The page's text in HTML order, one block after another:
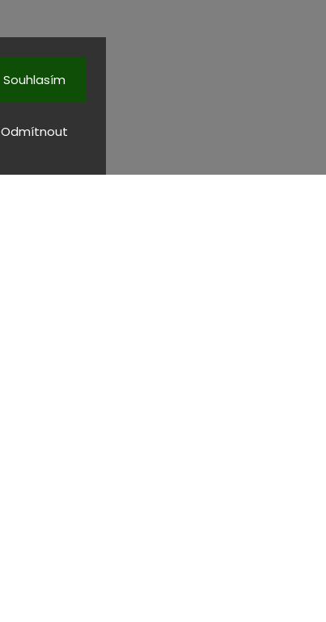
Odmítnout
Souhlasím